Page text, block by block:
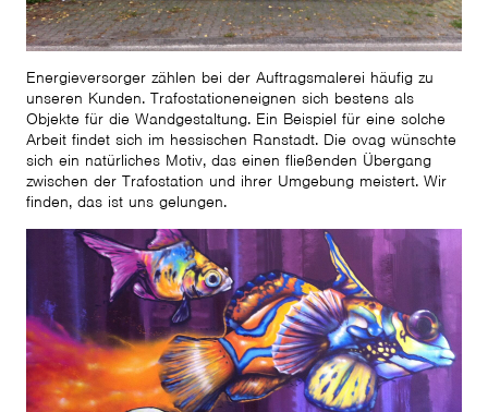
Energieversorger zählen bei der Auftragsmalerei häufig zu
unseren Kunden. Trafostationeneignen sich bestens als
Objekte für die Wandgestaltung. Ein Beispiel für eine solche
Arbeit findet sich im hessischen Ranstadt. Die ovag wünschte
sich ein natürliches Motiv, das einen fließenden Übergang
zwischen der Trafostation und ihrer Umgebung meistert. Wir
finden, das ist uns gelungen.